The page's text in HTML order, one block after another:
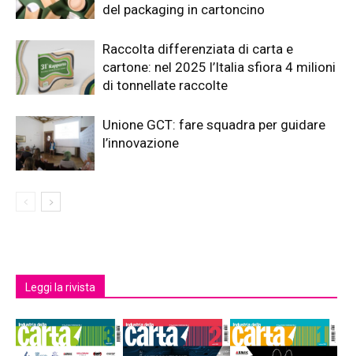
del packaging in cartoncino
Raccolta differenziata di carta e
cartone: nel 2025 l’Italia sfiora 4 milioni
di tonnellate raccolte
Unione GCT: fare squadra per guidare
l’innovazione
Leggi la rivista